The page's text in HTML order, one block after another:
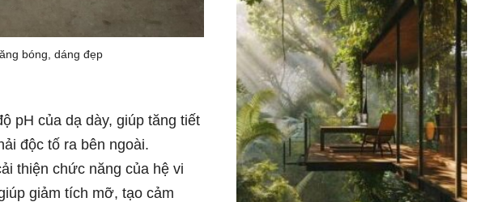
bóng, dáng đẹp
pH của dạ dày, giúp tăng tiết
độc tố ra bên ngoài.
thiện chức năng của hệ vi
giảm tích mỡ, tạo cảm